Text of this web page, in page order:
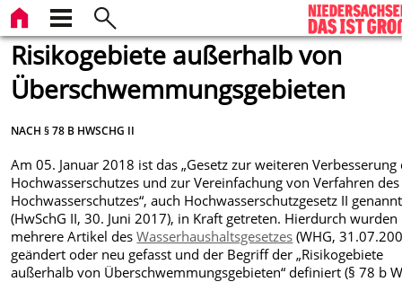
Risikogebiete außerhalb von
Überschwemmungsgebieten
NACH § 78 B HWSCHG II
Am 05. Januar 2018 ist das „Gesetz zur weiteren Verbesserung
Hochwasserschutzes und zur Vereinfachung von Verfahren des
Hochwasserschutzes“, auch Hochwasserschutzgesetz II genannt
(HwSchG II, 30. Juni 2017), in Kraft getreten. Hierdurch wurden
mehrere Artikel desWasserhaushaltsgesetzes (WHG,
geändert oder neu gefasst und der Begriff der „Risikogebiete
außerhalb von Überschwemmungsgebieten“ definiert (§ 78 b